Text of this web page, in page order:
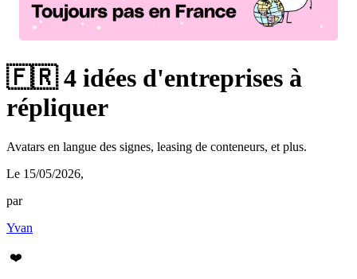
🇫🇷 4 idées d'entreprises à
répliquer
Avatars en langue des signes, leasing de conteneurs, et plus.
Le 15/05/2026,
par
Yvan
❤️